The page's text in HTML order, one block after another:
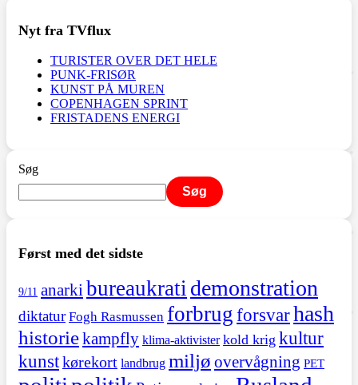
Nyt fra TVflux
TURISTER OVER DET HELE
PUNK-FRISØR
KUNST PÅ MUREN
COPENHAGEN SPRINT
FRISTADENS ENERGI
Søg
Søg
Først med det sidste
9/11 anarki bureaukrati demonstration
diktatur Fogh Rasmussen forbrugforsvarhash
historiekampfly klima-aktivister kold krig kultur
kunstkørekort landbrug miljø overvågning PET